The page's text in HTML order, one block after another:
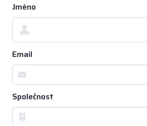
Jméno
Email
Společnost